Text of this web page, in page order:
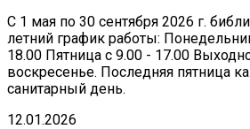
С 1 мая по 30 сентября 2026 г.
летний график работы:
18.00 Пятница с 9.00 - 17.00
воскресенье. Последняя пятница
санитарный день.
12.01.2026